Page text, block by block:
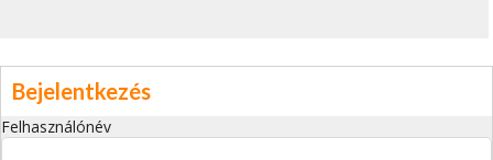
Bejelentkezés
Felhasználónév